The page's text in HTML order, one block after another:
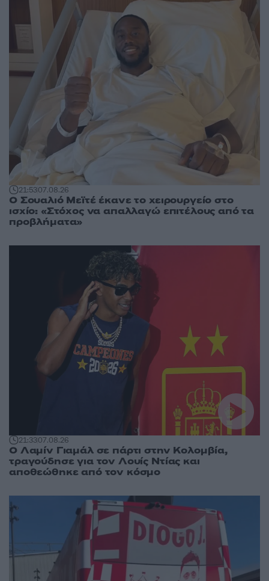
21:5307.08.26
Ο Σουαλιό Μεϊτέ έκανε το χειρουργείο στο
ισχίο: «Στόχος να απαλλαγώ επιτέλους από τα
προβλήματα»
21:3307.08.26
Ο Λαμίν Γιαμάλ σε πάρτι στην Κολομβία,
τραγούδησε για τον Λουίς Ντίας και
αποθεώθηκε από τον κόσμο